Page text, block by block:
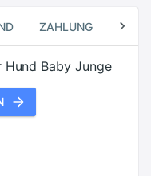
ZAHLUNG
Hund Baby Junge